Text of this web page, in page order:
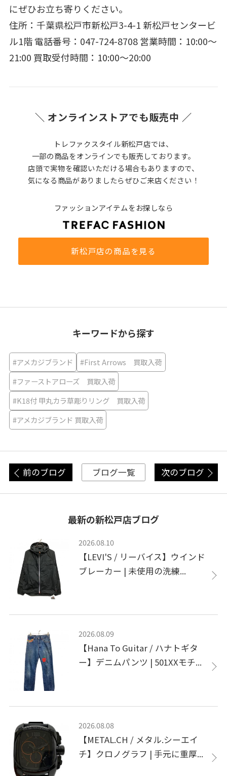
にぜひお立ち寄りください。
住所：千葉県松戸市新松戸3-4-1 新松戸センタービ
ル1階 電話番号：047-724-8708 営業時間：10:00～
21:00 買取受付時間：10:00～20:00
＼ オンラインストアでも販売中 ／
トレファクスタイル新松戸店では、
一部の商品をオンラインでも販売しております。
店頭で実物を確認いただける場合もありますので、
気になる商品がありましたらぜひご来店ください！
ファッションアイテムをお探しなら
新松戸店の商品を見る
キーワードから探す
#アメカジブランド
#First Arrows 買取入荷
#ファーストアローズ 買取入荷
#K18付 甲丸カラ草彫りリング 買取入荷
#アメカジブランド 買取入荷
前のブログ ブログ一覧 次のブログ
最新の新松戸店ブログ
2026.08.10
【LEVI'S / リーバイス】ウインド
ブレーカー | 未使用の洗練...
2026.08.09
【Hana To Guitar / ハナトギタ
ー】デニムパンツ | 501XXモチ...
2026.08.08
【METAL.CH / メタル.シーエイ
チ】クロノグラフ | 手元に重厚...